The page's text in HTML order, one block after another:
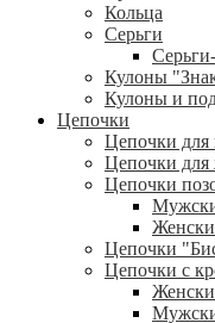
Кольца
Серьги
Кулоны
Кулоны и
Цепочки
Цепочки
Цепочки
Цепочки
Цепочки
Цепочки с